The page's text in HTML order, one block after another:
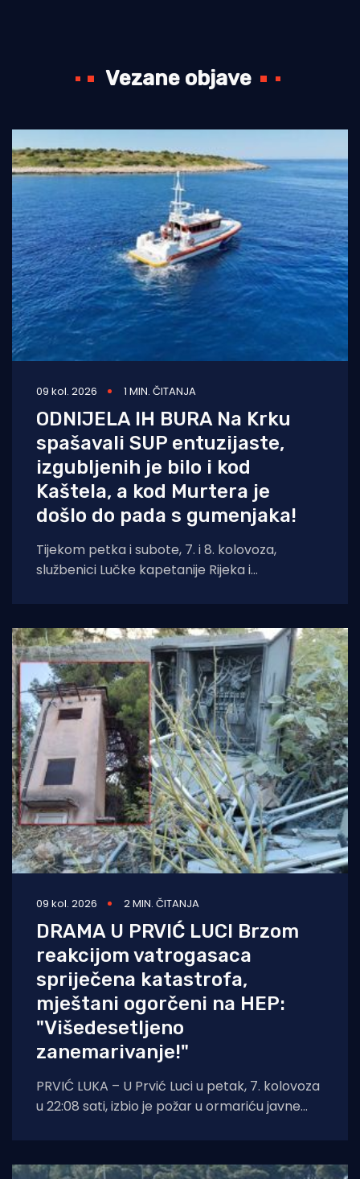
Vezane objave
09 kol. 2026 1 MIN. ČITANJA
ODNIJELA IH BURA Na Krku
spašavali SUP entuzijaste,
izgubljenih je bilo i kod
Kaštela, a kod Murtera je
došlo do pada s gumenjaka!
Tijekom petka i subote, 7. i 8. kolovoza,
službenici Lučke kapetanije Rijeka i
09 kol. 2026 2 MIN. ČITANJA
DRAMA U PRVIĆ LUCI Brzom
reakcijom vatrogasaca
spriječena katastrofa,
mještani ogorčeni na HEP:
"Višedesetljeno
zanemarivanje!"
PRVIĆ LUKA – U Prvić Luci u petak, 7. kolovoza
u 22:08 sati, izbio je požar u ormariću javne